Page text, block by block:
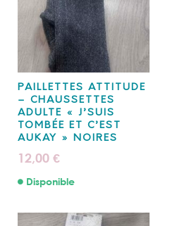
PAILLETTES ATTITUDE
– CHAUSSETTES
ADULTE « J’SUIS
TOMBÉE ET C’EST
AUKAY » NOIRES
12,00 €
Disponible